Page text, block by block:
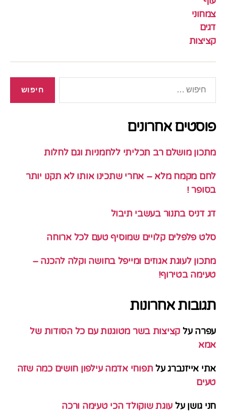
צמחוני
דגים
קציצות
פוסטים אחרונים
מתכון מושלם רב תכליתי ללחמניות וגם לחלות
לחם מקמח מלא – אחרי שתכינו אותו לא תקנו יותר
בסופר !
דג דניס בתנור בעשבי תיבול
סלט פלפלים קלויים שמוסיף טעם לכל ארוחה
מתכון לעוגת אגוזים ומייפל בחושה וקלה להכנה –
טעימה בטירוף!
תגובות אחרונות
עפרה על קציצות בשר מטוגנות עם כל הסודות של
אמא
אתי אייזנברגעל תפוחי אדמה עילפון חושים כמה שזה
טעים
חני גושן על עוגת שוקולד הכי טעימה ורכה